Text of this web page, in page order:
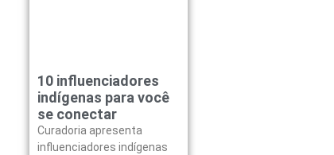
10 influenciadores
indígenas para você
se conectar
Curadoria apresenta
influenciadores indígenas